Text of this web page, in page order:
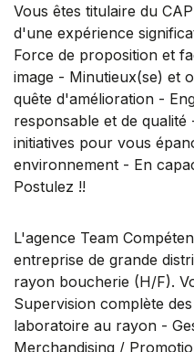
Vous êtes titulaire du
d'une expérience
Force de proposition et
image - Minutieux(se) et
quête d'amélioration -
responsable et de
initiatives pour vous
environnement - En
Postulez !!
L'agence Team
entreprise de grande
rayon boucherie (H/F).
Supervision complète
laboratoire au rayon -
Merchandising /